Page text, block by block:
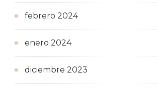
febrero 2024
enero 2024
diciembre 2023